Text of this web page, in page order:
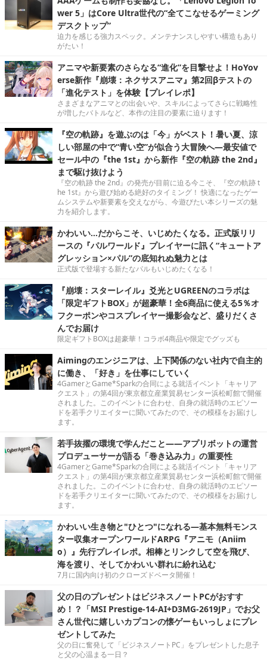
wer 5」はCore Ultra世代の“全てこなせるゲーミング
デスクトップ”
迫力を感じる強力スペック。メンテナンスしやすい構造もあり
がたい！
アニマや新要素のさらなる“進化”を目撃せよ！HoYov
erse新作『崩壊：ネクサスアニマ』第2回βテストの
「進化テスト」を体験【プレイレポ】
さまざまなアニマとの出会いや、スキルによってさらに戦略性
が増したバトルなど、本作の注目の要素に迫ります！
『空の軌跡』を遊ぶのは「今」がベスト！暑い夏、涼
しい部屋の中で“青い空”が似合う大冒険へ―最安値で
セール中の『the 1st』から新作『空の軌跡 the 2nd』
まで駆け抜けよう
『空の軌跡 the 2nd』の発売が目前に迫る今こそ、『空の軌跡 t
he 1st』から遊び始める絶好のタイミング！ 快適になったゲー
ムシステムや新要素を交えながら、今遊びたい本シリーズの魅
力を紹介します。
かわいい…だからこそ、いじめたくなる。正式版リリ
ースの『パルワールド』プレイヤーに訊く“キュートア
グレッション×パル”の底知れぬ魅力とは
正式版で登場する新たなパルもいじめたくなる！
『崩壊：スターレイル』爻光とUGREENのコラボは
「限定ギフトBOX」が超豪華！全6商品に使える5％オ
フクーポンやコスプレイヤー撮影会など、盛りだくさ
んでお届け
限定ギフトBOXは超豪華！コラボ4商品や限定でグッズも
Aimingのエンジニアは、上下関係のない社内で自主的
に働き、「好き」を仕事にしていく
4GamerとGame*Sparkの合同による就活イベント「キャリア
クエスト」の第4回が東京都立産業貿易センター浜松町館で開催
されました。このイベントに合わせ、自身の就活時のエピソー
ドを若手クリエイターに聞いてみたので、その模様をお届けし
ます。
若手抜擢の環境で学んだこと――アプリボットの運営
プロデューサーが語る「巻き込み力」の重要性
4GamerとGame*Sparkの合同による就活イベント「キャリア
クエスト」の第4回が東京都立産業貿易センター浜松町館で開催
されました。このイベントに合わせ、自身の就活時のエピソー
ドを若手クリエイターに聞いてみたので、その模様をお届けし
ます。
かわいい生き物と"ひとつ"になれる―基本無料モンス
ター収集オープンワールドARPG『アニモ（Aniim
o）』先行プレイレポ。相棒とリンクして空を飛び、
海を渡り、そしてかわいい群れに紛れ込む
7月に国内向け初のクローズドベータ開催！
父の日のプレゼントはビジネスノートPCがおすす
め！？「MSI Prestige-14-AI+D3MG-2619JP」でお父
さん世代に嬉しいカプコンの懐ゲーもいっしょにプレ
ゼントしてみた
父の日に奮発して「ビジネスノートPC」をプレゼントした息子
と父の心温まる一日？